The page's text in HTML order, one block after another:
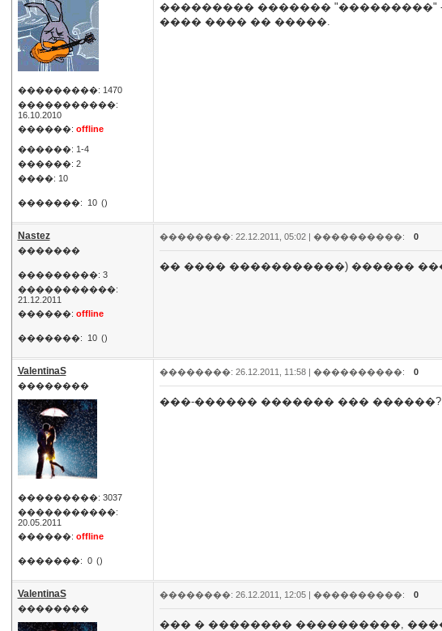
���������: 1470
�����������:
16.10.2010
������: offline
������: 1-4
������: 2
����: 10
�������: 10 ()
��������� ������� "���������"
���� ���� �� �����.
Nastez
�������
���������: 3
�����������:
21.12.2011
������: offline
�������: 10 ()
��������: 22.12.2011, 05:02 | ����������: 0
�� ���� �����������) ������
ValentinaS
��������
���������: 3037
�����������:
20.05.2011
������: offline
�������: 0 ()
��������: 26.12.2011, 11:58 | ����������: 0
���-������ ������� ��� ������?
ValentinaS
��������
��������: 26.12.2011, 12:05 | ����������: 0
��� � �������� ����������,